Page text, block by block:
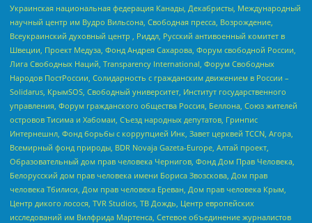
Украинская национальная федерация Канады, Декабристы, Международный
научный центр им Вудро Вильсона, Свободная пресса, Возрождение,
Всеукраинский духовный центр , Риддл, Русский антивоенный комитет в
Швеции, Проект Медуза, Фонд Андрея Сахарова, Форум свободной России,
Лига Свободных Наций, Transparеncy International, Форум Свободных
Народов ПостРоссии, Солидарность с гражданским движением в России –
Solidarus, КрымSOS, Свободный университет, Институт государственного
управления, Форум гражданского общества Россия, Беллона, Союз жителей
островов Тисима и Хабомаи, Съезд народных депутатов, Гринпис
Интернешнл, Фонд борьбы с коррупцией Инк, Завет церквей TCCN, Агора,
Всемирный фонд природы, BDR Novaja Gazeta-Europe, Алтай проект,
Образовательный дом прав человека Чернигов, Фонд Дом Прав Человека,
Белорусский дом прав человека имени Бориса Звозскова, Дом прав
человека Тбилиси, Дом прав человека Ереван, Дом прав человека Крым,
Центр дикого лосося, TVR Studios, ТВ Дождь, Центр европейских
исследований им Вилфрида Мартенса, Сетевое объединение журналистов